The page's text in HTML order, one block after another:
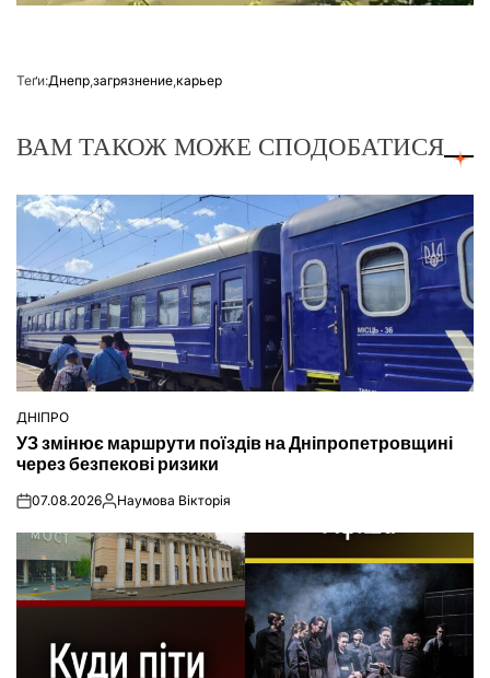
Теґи:Днепр загрязнение карьер
ВАМ ТАКОЖ МОЖЕ СПОДОБАТИСЯ
ОПУБЛІКУВАТИ
У
ДНІПРО
УЗ змінює маршрути поїздів на Дніпропетровщині
через безпекові ризики
on07.08.2026Опубліковано
Наумова Вікторія